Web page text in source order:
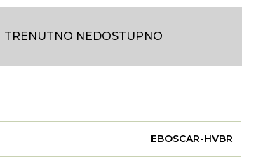
TRENUTNO NEDOSTUPNO
EBOSCAR-HVBR